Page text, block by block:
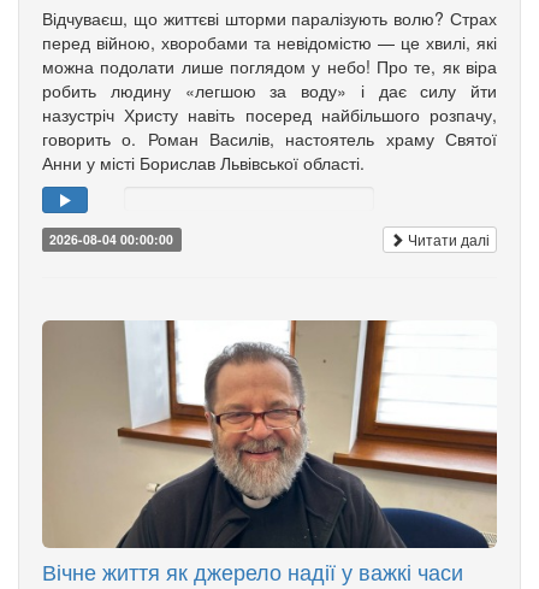
Відчуваєш, що життєві шторми паралізують волю? Страх
перед війною, хворобами та невідомістю — це хвилі, які
можна подолати лише поглядом у небо! Про те, як віра
робить людину «легшою за воду» і дає силу йти
назустріч Христу навіть посеред найбільшого розпачу,
говорить о. Роман Василів, настоятель храму Святої
Анни у місті Борислав Львівської області.
2026-08-04 00:00:00 Читати далі
Вічне життя як джерело надії у важкі часи